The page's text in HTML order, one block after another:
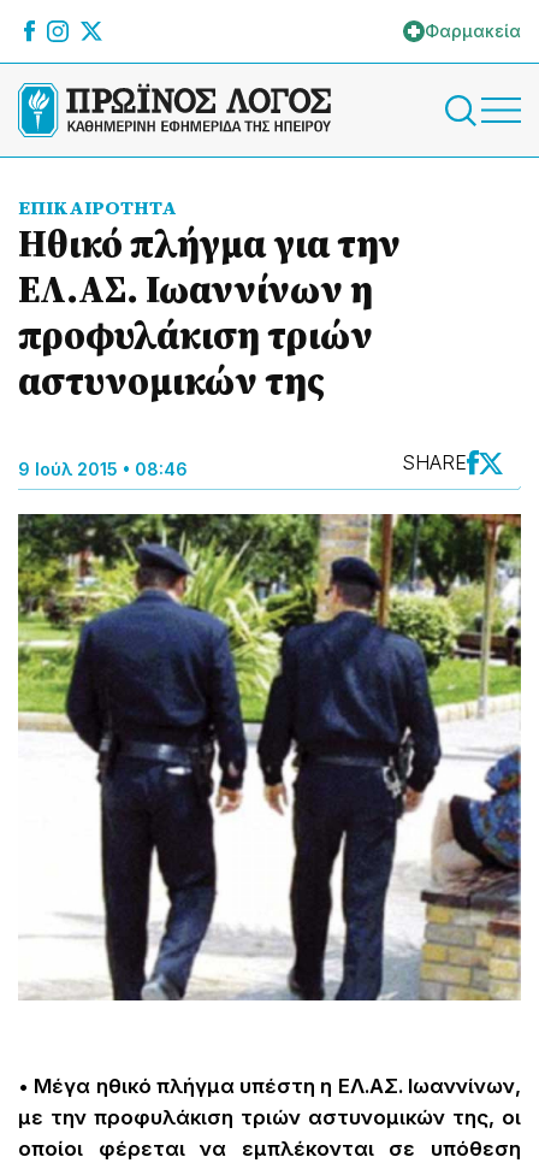
Φαρμακεία
ΕΠΙΚΑΙΡΟΤΗΤΑ
Ηθικό πλήγμα για την
ΕΛ.ΑΣ. Ιωαννίνων η
προφυλάκιση τριών
αστυνομικών της
9 Ιούλ 2015 • 08:46 SHARE
• Μέγα ηθικό πλήγμα υπέστη η ΕΛ.ΑΣ. Ιωαννίνων,
με την προφυλάκιση τριών αστυνομικών της, οι
οποίοι φέρεται να εμπλέκονται σε υπόθεση